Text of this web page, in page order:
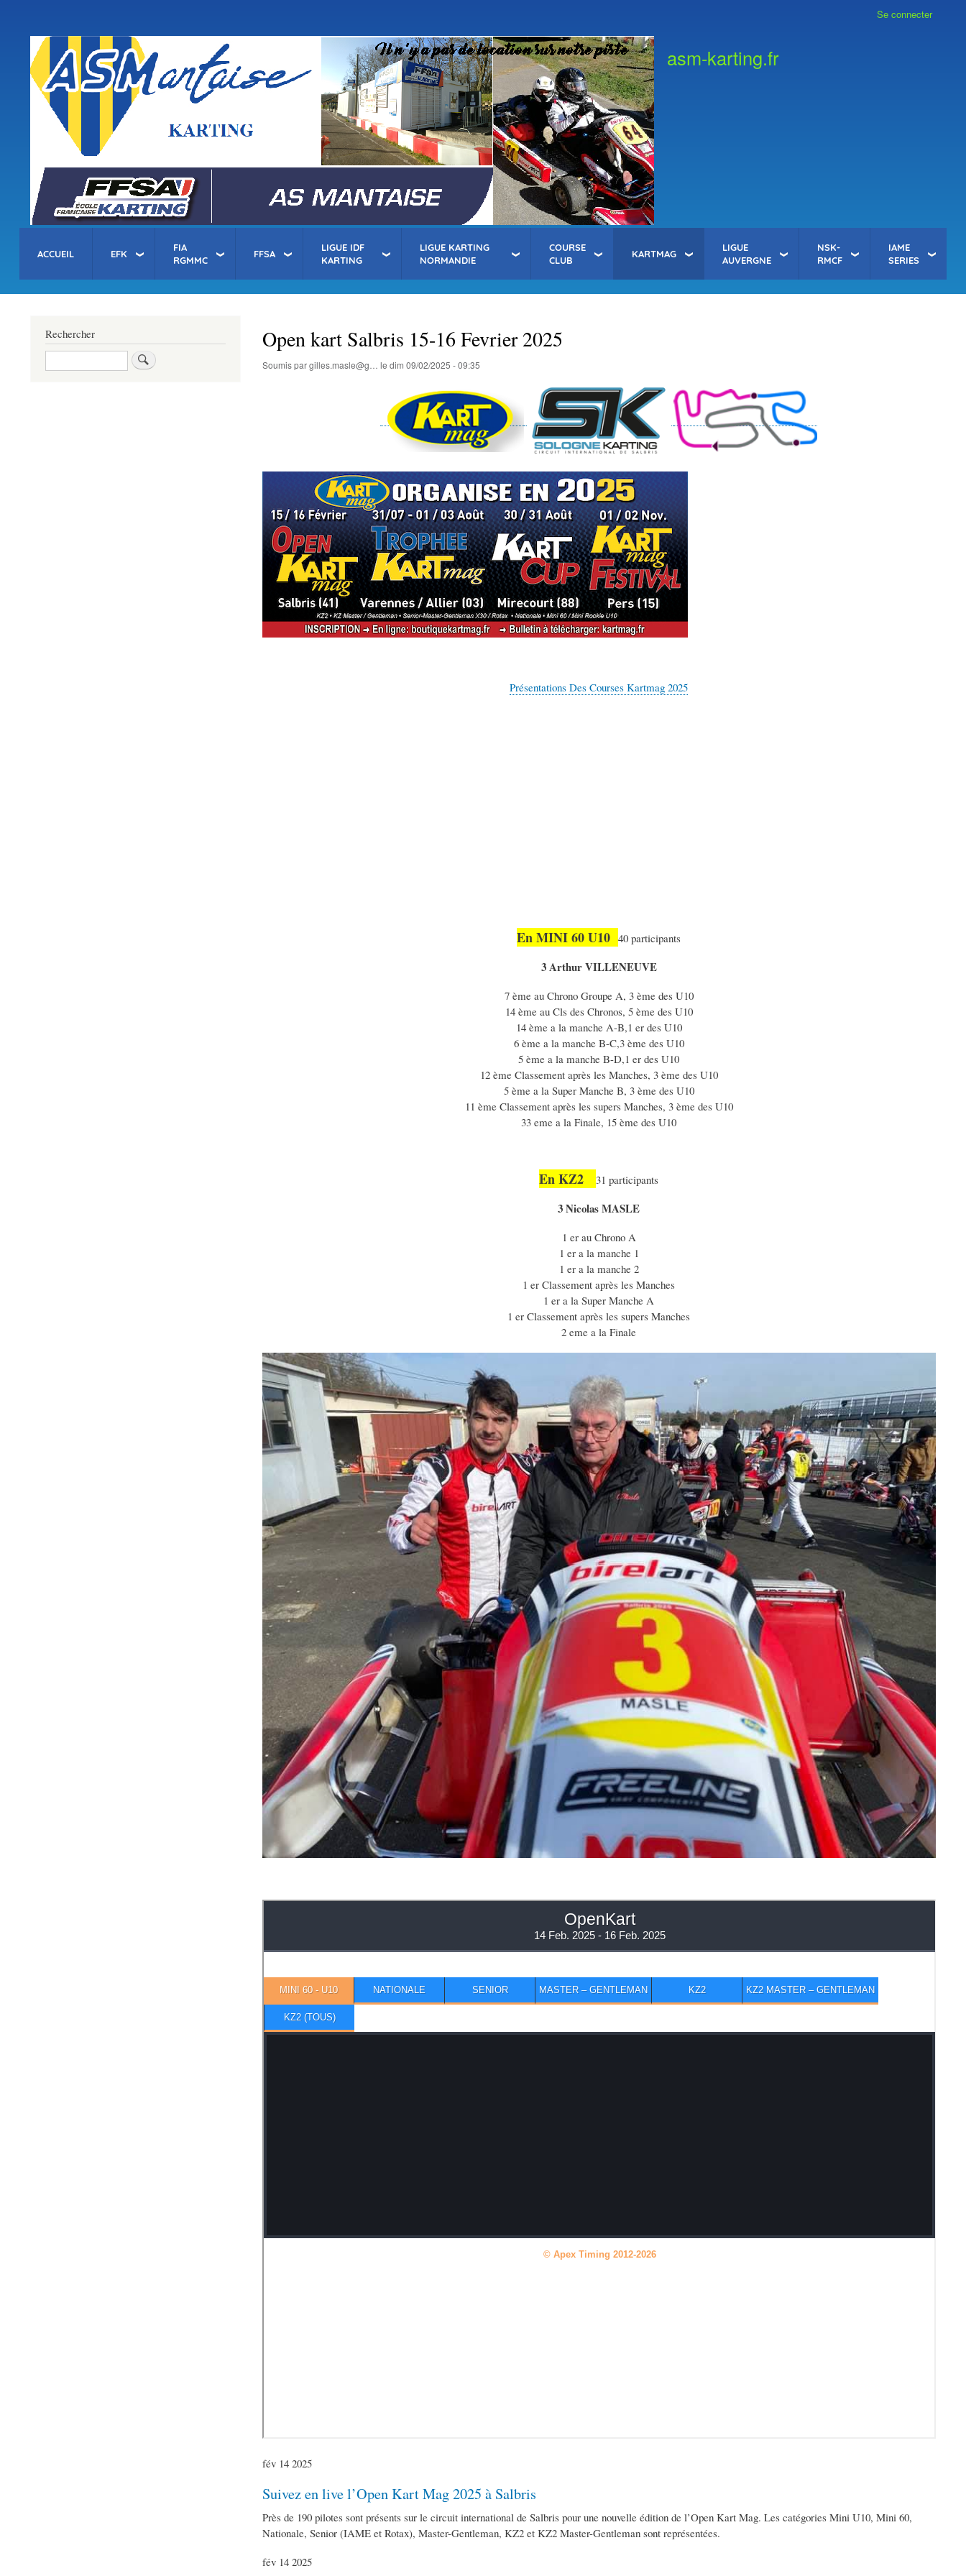
contenu
principal
compte
l'utilisateur
Se connecter
asm-karting.fr asm-karting.fr
ACCUEIL EFK
FIA
RGMMC
FFSA
LIGUE IDF
KARTING
LIGUE KARTING
NORMANDIE
COURSE
CLUB
KARTMAG
LIGUE
AUVERGNE
NSK-
RMCF
IAME
SERIES
Open kart Salbris 15-16 Fevrier 2025
Soumis pargilles.masle@g… le dim 09/02/2025 - 09:35
Présentations Des Courses Kartmag 2025
En MINI 60 U1040 participants
3 Arthur VILLENEUVE
7 ème au Chrono Groupe A, 3 ème des U10
14 ème au Cls des Chronos, 5 ème des U10
14 ème a la manche A-B,1 er des U10
6 ème a la manche B-C,3 ème des U10
5 ème a la manche B-D,1 er des U10
12 ème Classement après les Manches, 3 ème des U10
5 ème a la Super Manche B, 3 ème des U10
11 ème Classement après les supers Manches, 3 ème des U10
33 eme a la Finale, 15 ème des U10
En KZ231 participants
3 Nicolas MASLE
1 er au Chrono A
1 er a la manche 1
1 er a la manche 2
1 er Classement après les Manches
1 er a la Super Manche A
1 er Classement après les supers Manches
2 eme a la Finale
fév 14 2025
Suivez en live l’Open Kart Mag 2025 à Salbris
Près de 190 pilotes sont présents sur le circuit international de Salbris pour une nouvelle édition de l’Open Kart Mag. Les catégories Mini U10, Mini 60,
Nationale, Senior (IAME et Rotax), Master-Gentleman, KZ2 et KZ2 Master-Gentleman sont représentées.
fév 14 2025
Rechercher
Rechercher